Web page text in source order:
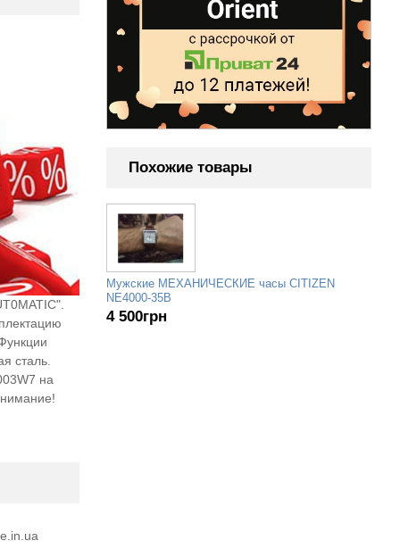
сталь.
на
Похожие товары
Мужские МЕХАНИЧЕСКИЕ часы CITIZEN
NE4000-35B
4 500грн